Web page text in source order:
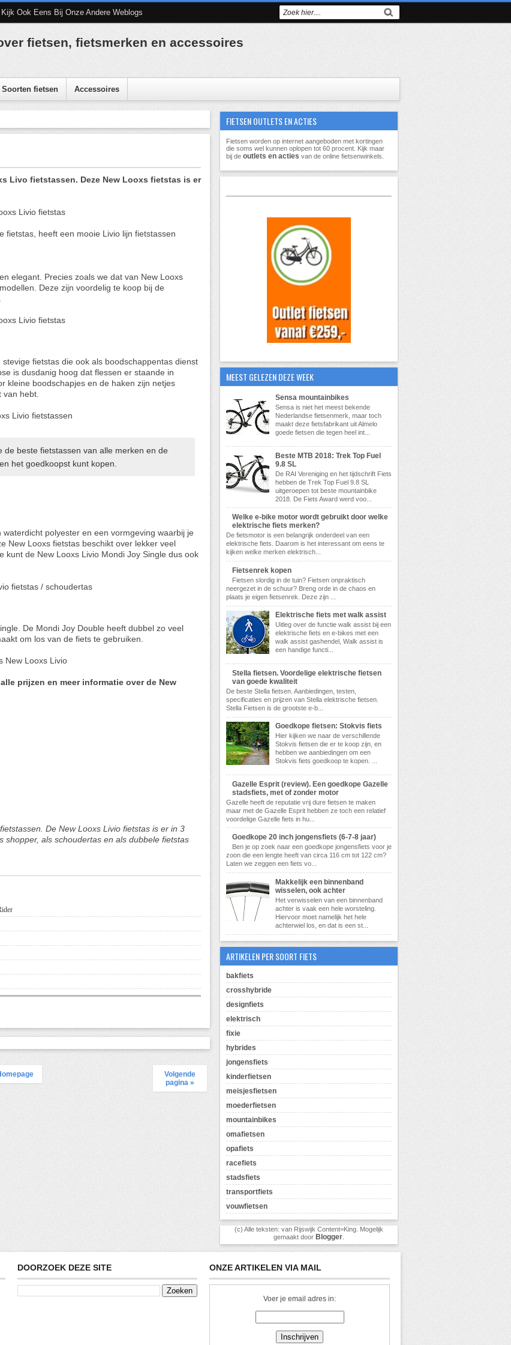
Kijk Ook Eens Bij Onze Andere Weblogs
fietsen, fietsmerken en accessoires
Soorten fietsen Accessoires
Livo fietstassen. Deze New Looxs fietstas is er
fietstas, heeft een mooie Livio lijn fietstassen
elegant. Precies zoals we dat van New Looxs
Deze zijn voordelig te koop bij de
fietstas die ook als boodschappentas dienst
is dusdanig hoog dat flessen er staande in
kleine boodschapjes en de haken zijn netjes
hebt.
de beste fietstassen van alle merken en de
het goedkoopst kunt kopen.
polyester en een vormgeving waarbij je
New Looxs fietstas beschikt over lekker veel
de New Looxs Livio Mondi Joy Single dus ook
De Mondi Joy Double heeft dubbel zo veel
om los van de fiets te gebruiken.
prijzen en meer informatie over de New
De New Looxs Livio fietstas is er in 3
shopper, als schoudertas en als dubbele fietstas
Volgende
pagina »
FIETSEN OUTLETS EN ACTIES
Fietsen worden op internet aangeboden met kortingen
die soms wel kunnen oplopen tot 60 procent . Kijk maar
bij de outlets en acties van de online fietsenwinkels.
MEEST GELEZEN DEZE WEEK
Sensa mountainbikes
Sensa is niet het meest bekende
Nederlandse fietsenmerk, maar toch
maakt deze fietsfabrikant uit Almelo
goede fietsen die tegen heel int...
Beste MTB 2018: Trek Top Fuel
9.8 SL
De RAI Vereniging en het tijdschrift Fiets
hebben de Trek Top Fuel 9.8 SL
uitgeroepen tot beste mountainbike
2018. De Fiets Award werd voo...
Welke e-bike motor wordt gebruikt door welke
elektrische fiets merken?
De fietsmotor is een belangrijk onderdeel van een
elektrische fiets. Daarom is het interessant om eens te
kijken welke merken elektrisch...
Fietsenrek kopen
Fietsen slordig in de tuin? Fietsen onpraktisch
neergezet in de schuur? Breng orde in de chaos en
plaats je eigen fietsenrek. Deze zijn ...
Elektrische fiets met walk assist
Uitleg over de functie walk assist bij een
elektrische fiets en e-bikes met een
walk assist gashendel, Walk assist is
een handige functi...
Stella fietsen. Voordelige elektrische fietsen
van goede kwaliteit
De beste Stella fietsen. Aanbiedingen, testen,
specificaties en prijzen van Stella elektrische fietsen.
Stella Fietsen is de grootste e-b...
Goedkope fietsen: Stokvis fiets
Hier kijken we naar de verschillende
Stokvis fietsen die er te koop zijn, en
hebben we aanbiedingen om een
Stokvis fiets goedkoop te kopen. ...
Gazelle Esprit (review). Een goedkope Gazelle
stadsfiets, met of zonder motor
Gazelle heeft de reputatie vrij dure fietsen te maken
maar met de Gazelle Esprit hebben ze toch een relatief
voordelige Gazelle fiets in hu...
Goedkope 20 inch jongensfiets (6-7-8 jaar)
Ben je op zoek naar een goedkope jongensfiets voor je
zoon die een lengte heeft van circa 116 cm tot 122 cm?
Laten we zeggen een fiets vo...
Makkelijk een binnenband
wisselen, ook achter
Het verwisselen van een binnenband
achter is vaak een hele worsteling.
Hiervoor moet namelijk het hele
achterwiel los, en dat is een st...
ARTIKELEN PER SOORT FIETS
bakfiets
crosshybride
designfiets
elektrisch
fixie
hybrides
jongensfiets
kinderfietsen
meisjesfietsen
moederfietsen
mountainbikes
omafietsen
opafiets
racefiets
stadsfiets
transportfiets
vouwfietsen
(c) Alle teksten: van Rijswijk Content=King. Mogelijk
gemaakt door Blogger
DOORZOEK DEZE SITE ONZE ARTIKELEN VIA MAIL
Voer je email adres in: